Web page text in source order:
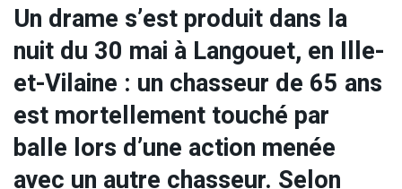
Un drame s’est produit dans la
nuit du 30 mai à Langouet, en Ille-
et-Vilaine : un chasseur de 65 ans
est mortellement touché par
balle lors d’une action menée
avec un autre chasseur. Selon